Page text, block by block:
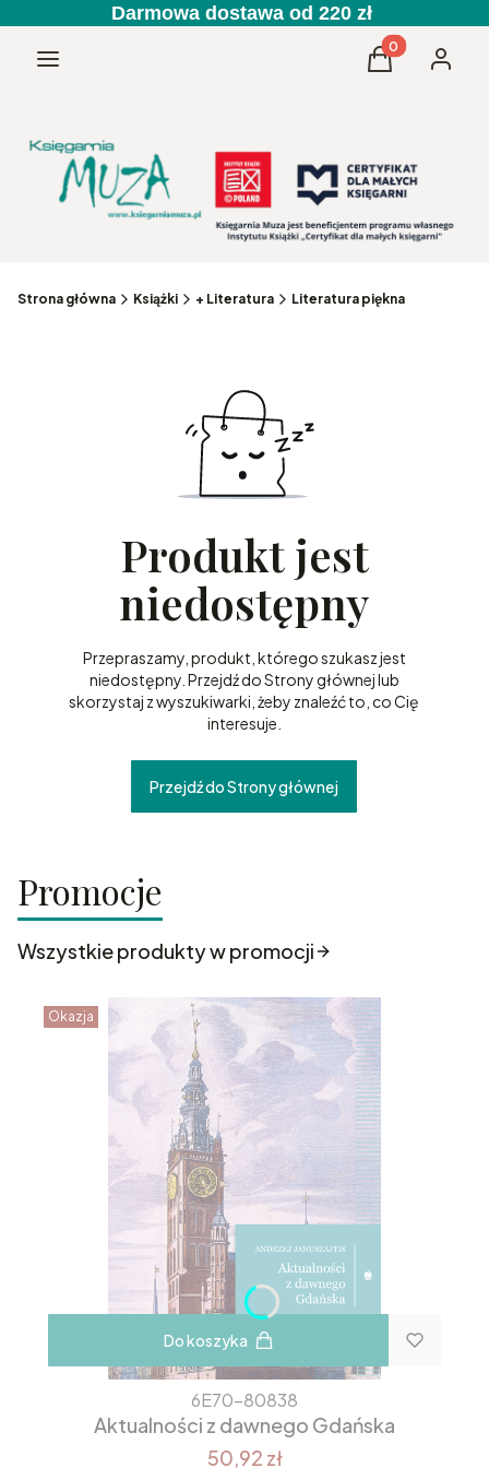
Darmowa dostawa od 220 zł
Menu Produkty w
Koszyk
Strona główna Książki + Literatura Literatura piękna
Produkt jest
niedostępny
Przepraszamy, produkt, którego szukasz jest
niedostępny. Przejdź do Strony głównej lub
skorzystaj z wyszukiwarki, żeby znaleźć to, co Cię
interesuje.
Przejdź do Strony głównej
Promocje
Wszystkie produkty w promocji
Okazja
Do koszyka
6E70-80838
Aktualności z dawnego Gdańska
50,92 zł